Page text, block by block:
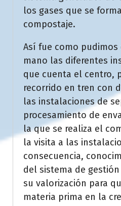
los gases que se
compostaje.
Así fue como
mano las diferentes
que cuenta el centro,
recorrido en tren con
las instalaciones de
procesamiento de
la que se realiza el
la visita a las
consecuencia,
del sistema de
su valorización para
materia prima en la